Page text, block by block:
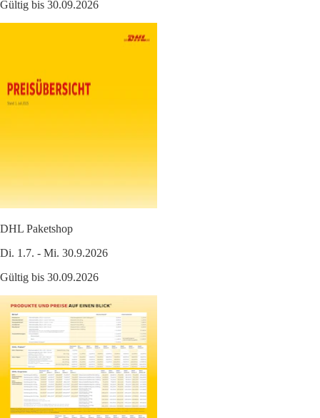
Gültig bis 30.09.2026
DHL Paketshop
Di. 1.7. - Mi. 30.9.2026
Gültig bis 30.09.2026